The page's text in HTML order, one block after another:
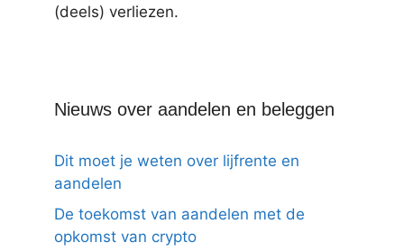
(deels) verliezen.
Nieuws over aandelen en beleggen
Dit moet je weten over lijfrente en
aandelen
De toekomst van aandelen met de
opkomst van crypto